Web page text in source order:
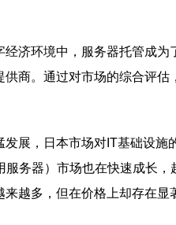
经济环境中，服务器托管成
供商。通过对市场的综合评
发展，日本市场对IT基础设
服务器）市场也在快速成长
来越多，但在价格上却存在显